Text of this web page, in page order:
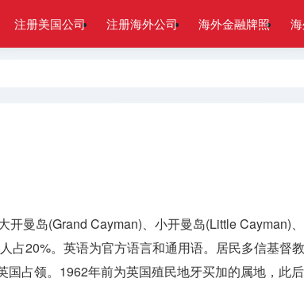
注册美国公司 注册海外公司 海外金融牌照
曼岛(Grand Cayman)、小开曼岛(Little Cayman)
20%。英语为官方语言和通用语。居民多信基督
占领。1962年前为英国殖民地牙买加的属地，此